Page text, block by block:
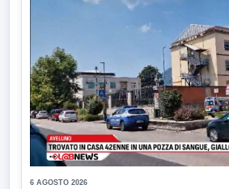
6 AGOSTO 2026